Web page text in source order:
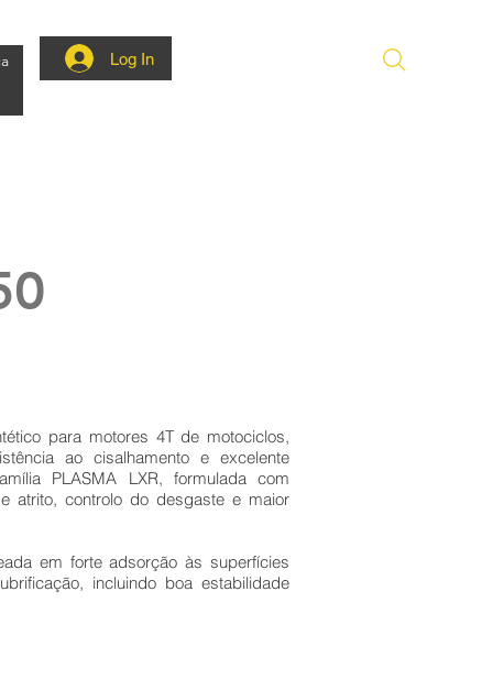
Log In
para motores 4T de motociclos,
ao cisalhamento e excelente
PLASMA LXR, formulada com
atrito, controlo do desgaste e maior
em forte adsorção às superfícies
incluindo boa estabilidade